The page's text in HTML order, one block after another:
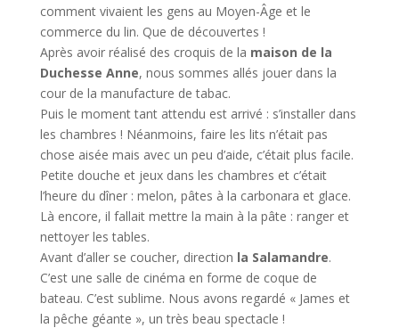
comment vivaient les gens au Moyen-Âge et le
commerce du lin. Que de découvertes !
Après avoir réalisé des croquis de la maison de la
Duchesse Anne, nous sommes allés jouer dans la
cour de la manufacture de tabac.
Puis le moment tant attendu est arrivé : s’installer dans
les chambres ! Néanmoins, faire les lits n’était pas
chose aisée mais avec un peu d’aide, c’était plus facile.
Petite douche et jeux dans les chambres et c’était
l’heure du dîner : melon, pâtes à la carbonara et glace.
Là encore, il fallait mettre la main à la pâte : ranger et
nettoyer les tables.
Avant d’aller se coucher, direction la Salamandre.
C’est une salle de cinéma en forme de coque de
bateau. C’est sublime. Nous avons regardé « James et
la pêche géante », un très beau spectacle !